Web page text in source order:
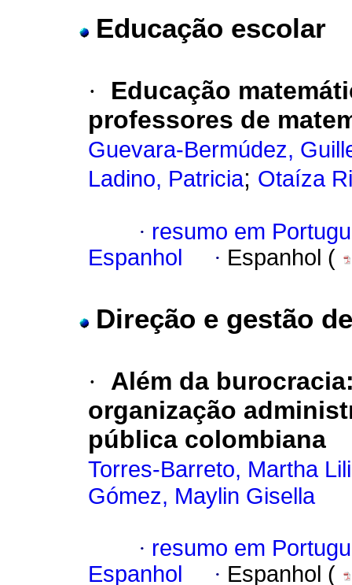
Educação escolar
·
Educação
professores de
Guevara-Bermúdez,
Ladino, Patricia; Otaíza
· resumo em
Espanhol
· Espanhol (
Direção e gestão
·
Além da
organização
pública colombiana
Torres-Barreto, Martha
Gómez, Maylin Gisella
· resumo em
Espanhol
· Espanhol (